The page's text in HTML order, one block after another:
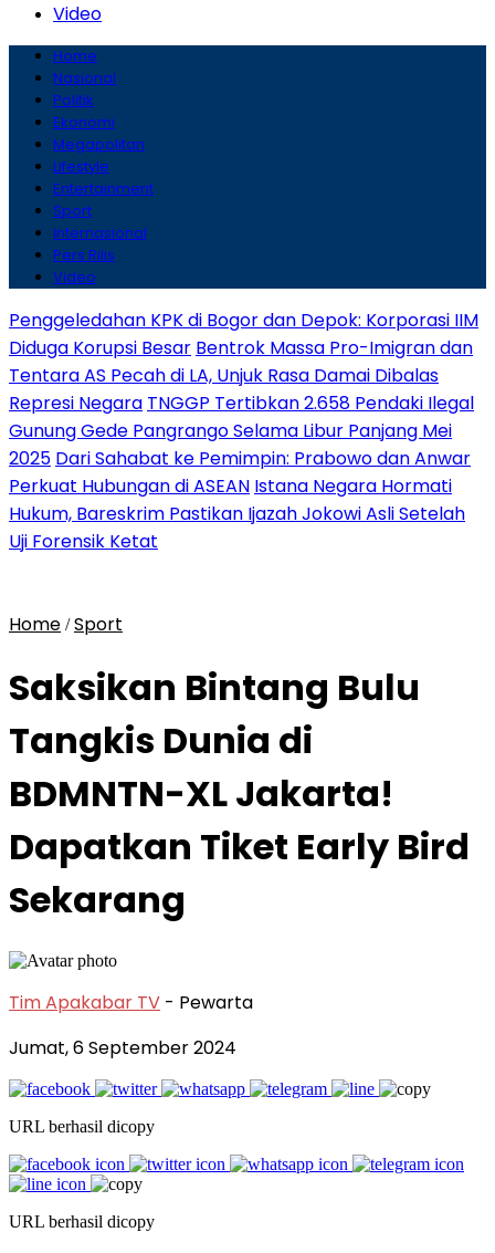
Video
Home
Nasional
Politik
Ekonomi
Megapolitan
Lifestyle
Entertainment
Sport
Internasional
Pers Rilis
Video
Penggeledahan KPK di Bogor dan Depok: Korporasi IIM
Diduga Korupsi Besar Bentrok Massa Pro-Imigran dan
Tentara AS Pecah di LA, Unjuk Rasa Damai Dibalas
Represi Negara TNGGP Tertibkan 2.658 Pendaki Ilegal
Gunung Gede Pangrango Selama Libur Panjang Mei
2025 Dari Sahabat ke Pemimpin: Prabowo dan Anwar
Perkuat Hubungan di ASEAN Istana Negara Hormati
Hukum, Bareskrim Pastikan Ijazah Jokowi Asli Setelah
Uji Forensik Ketat
Home /Sport
Saksikan Bintang Bulu
Tangkis Dunia di
BDMNTN-XL Jakarta!
Dapatkan Tiket Early Bird
Sekarang
Tim Apakabar TV - Pewarta
Jumat, 6 September 2024
URL berhasil dicopy
URL berhasil dicopy